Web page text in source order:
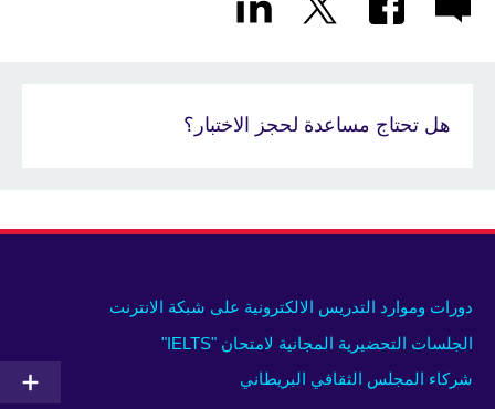
هل تحتاج مساعدة لحجز الاختبار؟
دورات وموارد التدريس الالكترونية على شبكة الانترنت
الجلسات التحضيرية المجانية لامتحان "IELTS"
شركاء المجلس الثقافي البريطاني